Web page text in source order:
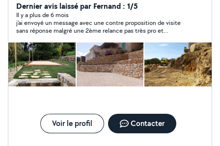
matériel nécessaire pour ces réalisations
Dernier avis laissé par Fernand : 1/5
Il y a plus de 6 mois
j'ai envoyé un message avec une contre proposition de visite
sans réponse malgré une 2ème relance pas très pro et
Voir le profil Contacter